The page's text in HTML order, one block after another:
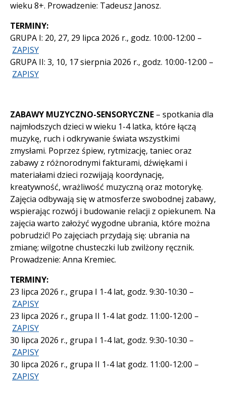
wieku 8+. Prowadzenie: Tadeusz Janosz.
TERMINY:
GRUPA I: 20, 27, 29 lipca 2026 r., godz. 10:00-12:00 –
ZAPISY
GRUPA II: 3, 10, 17 sierpnia 2026 r., godz. 10:00-12:00 –
ZAPISY
ZABAWY MUZYCZNO-SENSORYCZNE – spotkania dla
najmłodszych dzieci w wieku 1-4 latka, które łączą
muzykę, ruch i odkrywanie świata wszystkimi
zmysłami. Poprzez śpiew, rytmizację, taniec oraz
zabawy z różnorodnymi fakturami, dźwiękami i
materiałami dzieci rozwijają koordynację,
kreatywność, wrażliwość muzyczną oraz motorykę.
Zajęcia odbywają się w atmosferze swobodnej zabawy,
wspierając rozwój i budowanie relacji z opiekunem. Na
zajęcia warto założyć wygodne ubrania, które można
pobrudzić! Po zajęciach przydają się: ubrania na
zmianę; wilgotne chusteczki lub zwilżony ręcznik.
Prowadzenie: Anna Kremiec.
TERMINY:
23 lipca 2026 r., grupa I 1-4 lat, godz. 9:30-10:30 –
ZAPISY
23 lipca 2026 r., grupa II 1-4 lat godz. 11:00-12:00 –
ZAPISY
30 lipca 2026 r., grupa I 1-4 lat, godz. 9:30-10:30 –
ZAPISY
30 lipca 2026 r., grupa II 1-4 lat godz. 11:00-12:00 –
ZAPISY